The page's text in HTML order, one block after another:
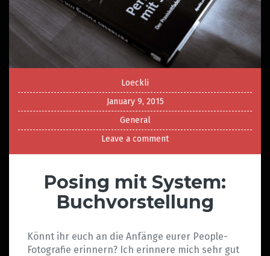
Loeckli
January 9, 2015
General
Leave a comment
Posing mit System:
Buchvorstellung
Könnt ihr euch an die Anfänge eurer People-
Fotografie erinnern? Ich erinnere mich sehr gut